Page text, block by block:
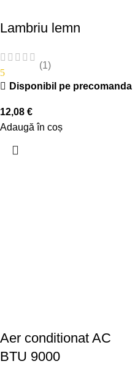
Lambriu lemn
5
(1)
Disponibil pe precomanda
12,08 €
Adaugă în coș
Aer conditionat AC
BTU 9000